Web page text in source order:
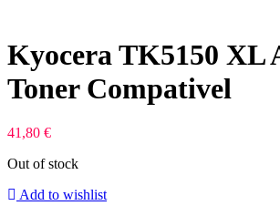
Kyocera TK5150 XL
Toner Compativel
41,80 €
Out of stock
Add to wishlist